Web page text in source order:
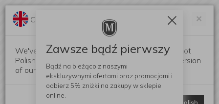
×
Change language?
We've detected that your browser language is not
Polish. Would you like to switch to the English version
of our website?
Zawsze bądź pierwszy
Bądź na bieżąco z naszymi
ekskluzywnymi ofertami oraz promocjami i
odbierz 5% zniżki na zakupy w sklepie
online.